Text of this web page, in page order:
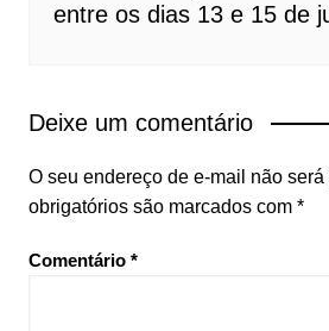
entre os dias 13 e 15 de
Deixe um comentário
O seu endereço de e-mail não
obrigatórios são marcados com *
Comentário *